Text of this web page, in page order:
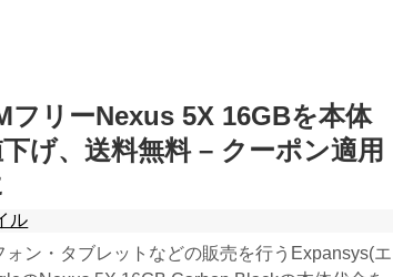
フリーNexus 5X 16GBを本体
げ、送料無料 – クーポン適用
ル
ォン・タブレットなどの販売を行うExpansys(エ